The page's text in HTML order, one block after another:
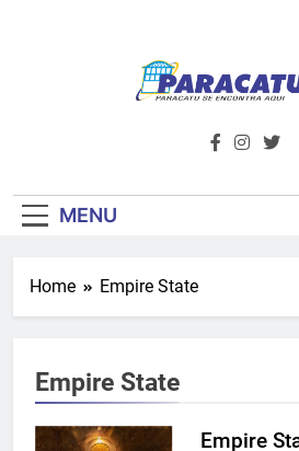
além de
MENU
Home Empire State
Empire State
Empire